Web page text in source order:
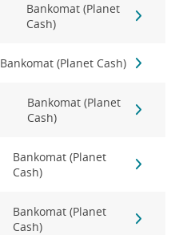
Bankomat (Planet
Cash)
Bankomat (Planet Cash)
Bankomat (Planet
Cash)
Bankomat (Planet
Cash)
Bankomat (Planet
Cash)